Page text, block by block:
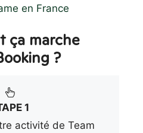
en France
ça marche
?
1
activité de Team